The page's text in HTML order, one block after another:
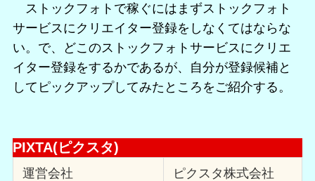
ストックフォトで稼ぐにはまずストックフォト
サービスにクリエイター登録をしなくてはならな
い。で、どこのストックフォトサービスにクリエ
イター登録をするかであるが、自分が登録候補と
してピックアップしてみたところをご紹介する。
PIXTA(ピクスタ)
運営会社 ピクスタ株式会社